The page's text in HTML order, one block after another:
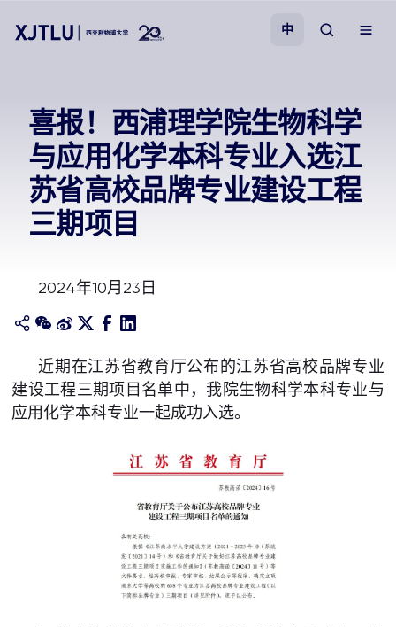
招生
科研
关于我们
中
喜报！西浦理学院生物科学
与应用化学本科专业入选江
苏省高校品牌专业建设工程
三期项目
2024年10月23日
近期在江苏省教育厅公布的江苏省高校品牌专业
建设工程三期项目名单中，我院生物科学本科专业与
应用化学本科专业一起成功入选。